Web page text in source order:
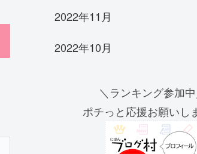
2022年11月
2022年10月
＼ランキング参加
ポチっと応援お願いし